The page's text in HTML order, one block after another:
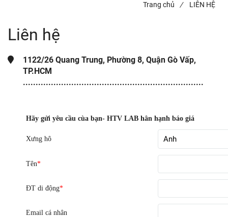
Trang chủ / LIÊN HỆ
Liên hệ
1122/26 Quang Trung, Phường 8, Quận Gò Vấp,
TP.HCM
.......................................................................
Hãy gửi yêu cầu cùa bạn- HTV LAB hân hạnh báo giá
Xưng hô
Tên*
ĐT di động*
Email cá nhân